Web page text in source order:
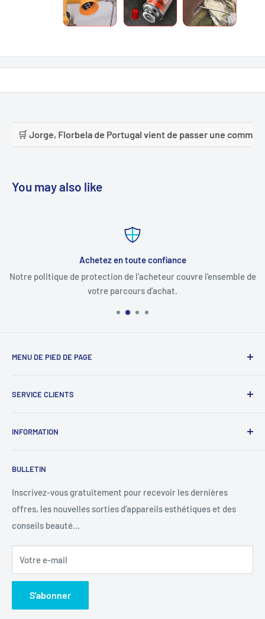
vient de passer une commande 🛒 Mudhhi alanazi
You may also like
Achetez en toute confiance
Notre politique de protection de l’acheteur couvre l’ensemble de
votre parcours d’achat.
MENU DE PIED DE PAGE
Signaler une infraction
SERVICE CLIENTS
Nous contacter
MoneyGram
Suivre votre commande
INFORMATION
Politique d'expédition
Politique de confidentialité
Conditions d'utilisation
BULLETIN
Inscrivez-vous gratuitement pour recevoir les dernières
offres, les nouvelles sorties d’appareils esthétiques et des
conseils beauté…
Votre e-mail
S'abonner